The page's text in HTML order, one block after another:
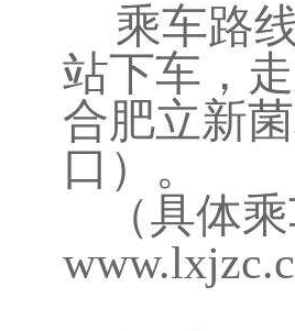
乘车路
站下车，
合肥立新
口）。
（具体